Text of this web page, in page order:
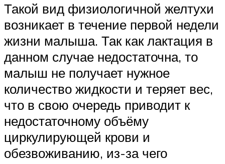
Такой вид физиологичной желтухи
возникает в течение первой недели
жизни малыша. Так как лактация в
данном случае недостаточна, то
малыш не получает нужное
количество жидкости и теряет вес,
что в свою очередь приводит к
недостаточному объёму
циркулирующей крови и
обезвоживанию, из-за чего